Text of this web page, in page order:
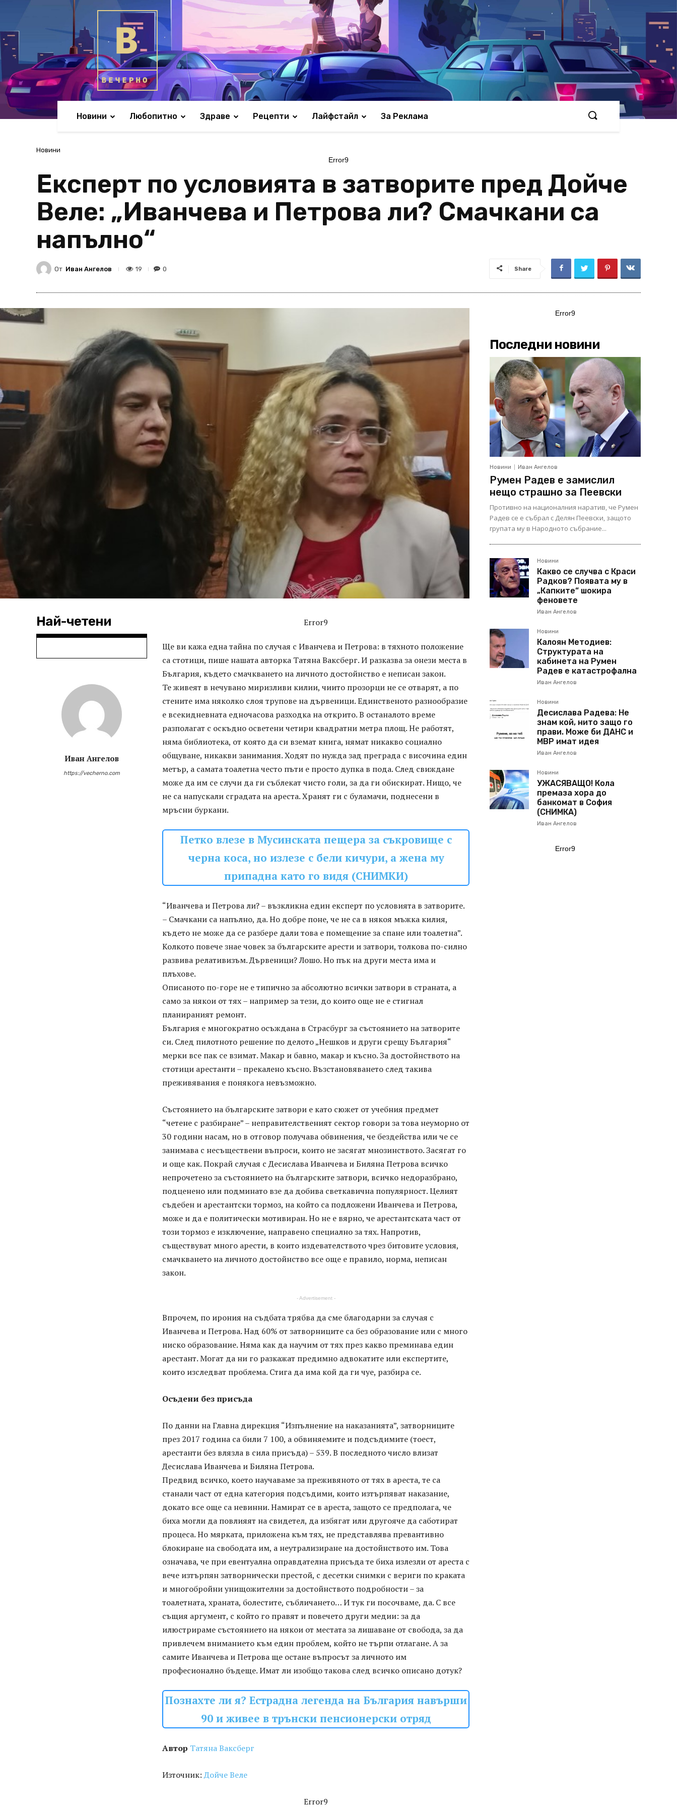
Новини Любопитно Здраве Рецепти Лайфстайл За Реклама
Новини
Error9
Експерт по условията в затворите пред Дойче
Веле: „Иванчева и Петрова ли? Смачкани са
напълно“
От Иван Ангелов 19 0 Share
Най-четени
Иван Ангелов
https://vecherno.com
Error9
Ще ви кажа една тайна по случая с Иванчева и Петрова: в тяхното положение
са стотици, пише нашата авторка Татяна Ваксберг. И разказва за онези места в
България, където смачкването на личното достойнство е неписан закон.
Те живеят в нечувано миризливи килии, чиито прозорци не се отварят, а по
стените има няколко слоя трупове на дървеници. Единственото разнообразие
е всекидневната едночасова разходка на открито. В останалото време
разполагат с оскъдно осветени четири квадратни метра площ. Не работят,
няма библиотека, от която да си вземат книга, нямат никакво социално
общуване, никакви занимания. Ходят по нужда зад преграда с височина един
метър, а самата тоалетна често пъти е просто дупка в пода. След свиждане
може да им се случи да ги съблекат чисто голи, за да ги обискират. Нищо, че
не са напускали сградата на ареста. Хранят ги с буламачи, поднесени в
мръсни буркани.
Петко влезе в Мусинската пещера за съкровище с
черна коса, но излезе с бели кичури, а жена му
припадна като го видя (СНИМКИ)
“Иванчева и Петрова ли? – възкликна един експерт по условията в затворите.
– Смачкани са напълно, да. Но добре поне, че не са в някоя мъжка килия,
където не може да се разбере дали това е помещение за спане или тоалетна”.
Колкото повече знае човек за българските арести и затвори, толкова по-силно
развива релативизъм. Дървеници? Лошо. Но пък на други места има и
плъхове.
Описаното по-горе не е типично за абсолютно всички затвори в страната, а
само за някои от тях – например за тези, до които още не е стигнал
планираният ремонт.
България е многократно осъждана в Страсбург за състоянието на затворите
си. След пилотното решение по делото „Нешков и други срещу България“
мерки все пак се взимат. Макар и бавно, макар и късно. За достойнството на
стотици арестанти – прекалено късно. Възстановяването след такива
преживявания е понякога невъзможно.
Състоянието на българските затвори е като сюжет от учебния предмет
“четене с разбиране” – неправителственият сектор говори за това неуморно от
30 години насам, но в отговор получава обвинения, че бездейства или че се
занимава с несъществени въпроси, които не засягат мнозинството. Засягат го
и още как. Покрай случая с Десислава Иванчева и Биляна Петрова всичко
непрочетено за състоянието на българските затвори, всичко недоразбрано,
подценено или подминато взе да добива светкавична популярност. Целият
съдебен и арестантски тормоз, на който са подложени Иванчева и Петрова,
може и да е политически мотивиран. Но не е вярно, че арестантската част от
този тормоз е изключение, направено специално за тях. Напротив,
съществуват много арести, в които издевателството чрез битовите условия,
смачкването на личното достойнство все още е правило, норма, неписан
закон.
- Advertisement -
Впрочем, по ирония на съдбата трябва да сме благодарни за случая с
Иванчева и Петрова. Над 60% от затворниците са без образование или с много
ниско образование. Няма как да научим от тях през какво преминава един
арестант. Могат да ни го разкажат предимно адвокатите или експертите,
които изследват проблема. Стига да има кой да ги чуе, разбира се.
Осъдени без присъда
По данни на Главна дирекция “Изпълнение на наказанията”, затворниците
през 2017 година са били 7 100, а обвиняемите и подсъдимите (тоест,
арестанти без влязла в сила присъда) – 539. В последното число влизат
Десислава Иванчева и Биляна Петрова.
Предвид всичко, което научаваме за преживяното от тях в ареста, те са
станали част от една категория подсъдими, които изтърпяват наказание,
докато все още са невинни. Намират се в ареста, защото се предполага, че
биха могли да повлияят на свидетел, да избягат или другояче да саботират
процеса. Но мярката, приложена към тях, не представлява превантивно
блокиране на свободата им, а неутрализиране на достойнството им. Това
означава, че при евентуална оправдателна присъда те биха излезли от ареста с
вече изтърпян затворнически престой, с десетки снимки с вериги по краката
и многобройни унищожителни за достойнството подробности – за
тоалетната, храната, болестите, събличането… И тук ги посочваме, да. С все
същия аргумент, с който го правят и повечето други медии: за да
илюстрираме състоянието на някои от местата за лишаване от свобода, за да
привлечем вниманието към един проблем, който не търпи отлагане. А за
самите Иванчева и Петрова ще остане въпросът за личното им
професионално бъдеще. Имат ли изобщо такова след всичко описано дотук?
Познахте ли я? Естрадна легенда на България навърши
90 и живее в трънски пенсионерски отряд
Автор Татяна Ваксберг
Източник:Дойче Веле
Error9
Error9
Последни новини
Новини Иван Ангелов
Румен Радев е замислил
нещо страшно за Пеевски
Противно на националния наратив, че Румен
Радев се е събрал с Делян Пеевски, защото
групата му в Народното събрание...
Новини
Какво се случва с Краси
Радков? Появата му в
„Капките“ шокира
феновете
Иван Ангелов
Новини
Калоян Методиев:
Структурата на
кабинета на Румен
Радев е катастрофална
Иван Ангелов
Новини
Десислава Радева: Не
знам кой, нито защо го
прави. Може би ДАНС и
МВР имат идея
Иван Ангелов
Новини
УЖАСЯВАЩО! Кола
премаза хора до
банкомат в София
(СНИМКА)
Иван Ангелов
Error9